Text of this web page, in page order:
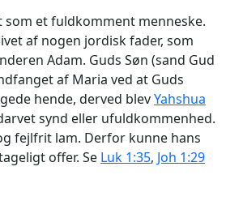
som et fuldkomment menneske.
af nogen jordisk fader, som
Adam. Guds Søn (sand Gud
af Maria ved at Guds
hende, derved blevYahshua
synd eller ufuldkommenhed.
fejlfrit lam. Derfor kunne hans
offer. Se Luk 1:35, Joh 1:29